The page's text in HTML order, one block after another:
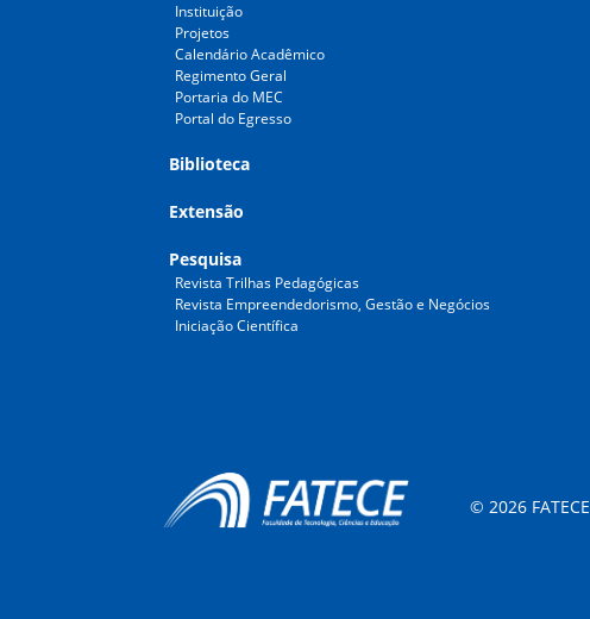
Instituição
Projetos
Calendário Acadêmico
Regimento Geral
Portaria do MEC
Portal do Egresso
Biblioteca
Extensão
Pesquisa
Revista Trilhas Pedagógicas
Revista Empreendedorismo, Gestão e Negócios
Iniciação Científica
© 2026 FATECE